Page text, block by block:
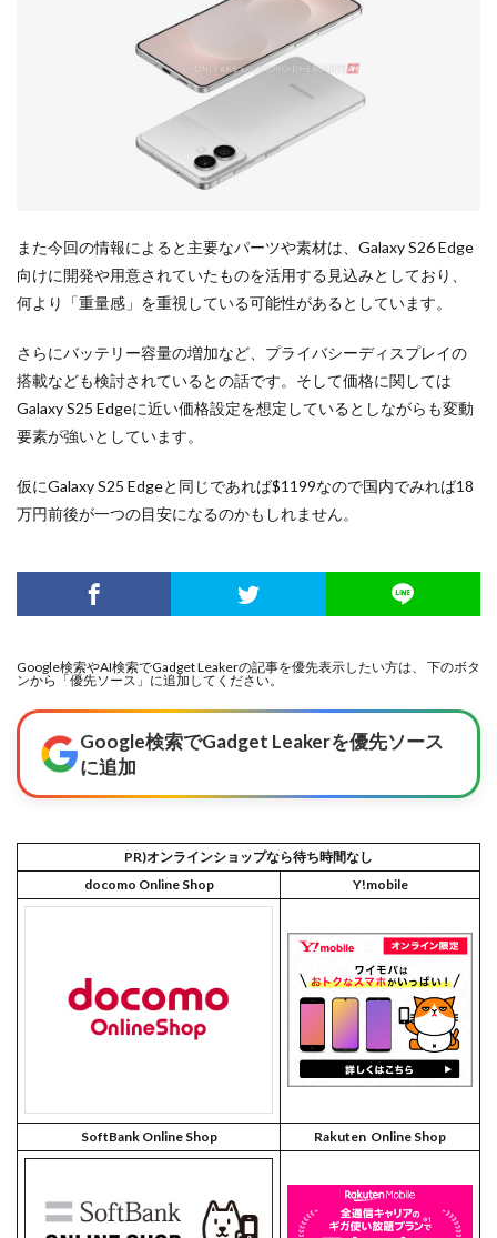
また今回の情報によると主要なパーツや素材は、Galaxy S26 Edge
向けに開発や用意されていたものを活用する見込みとしており、
何より「重量感」を重視している可能性があるとしています。
さらにバッテリー容量の増加など、プライバシーディスプレイの
搭載なども検討されているとの話です。そして価格に関しては
Galaxy S25 Edgeに近い価格設定を想定しているとしながらも変動
要素が強いとしています。
仮にGalaxy S25 Edgeと同じであれば$1199なので国内でみれば18
万円前後が一つの目安になるのかもしれません。
Google検索やAI検索でGadget Leakerの記事を優先表示したい方は、 下のボタ
ンから「優先ソース」に追加してください。
Google検索でGadget Leakerを優先ソース
に追加
PR)オンラインショップなら待ち時間なし
docomo Online Shop
Y!mobile
SoftBank Online Shop Rakuten Online Shop